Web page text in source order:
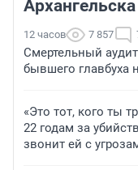
12 часов 7 857
Смертельный
бывшего
«Это тот, кого ты
22 годам за
звонит ей с